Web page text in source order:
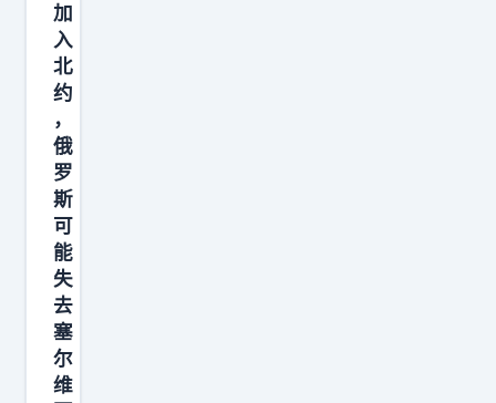
统
特
朗
准
备
说
服
匈
牙
利
总
理
加
入
北
约
，
俄
罗
斯
可
能
失
去
塞
尔
维